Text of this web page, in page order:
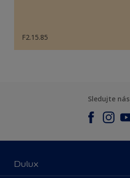
F2.15.85
Sledujte nás
Dulux